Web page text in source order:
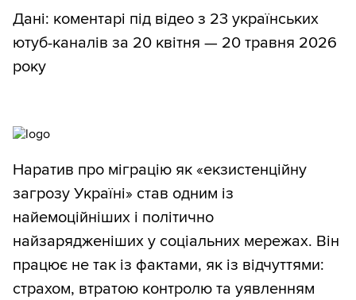
Дані: коментарі під відео з 23 українських
ютуб-каналів за 20 квітня — 20 травня 2026
року
Наратив про міграцію як «екзистенційну
загрозу Україні» став одним із
найемоційніших і політично
найзарядженіших у соціальних мережах. Він
працює не так із фактами, як із відчуттями:
страхом, втратою контролю та уявленням